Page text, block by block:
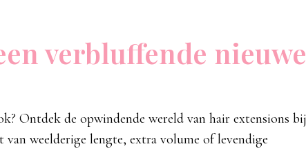
verbluffende nieuwe
Ontdek de opwindende wereld van hair extensions bij
weelderige lengte, extra volume of levendige